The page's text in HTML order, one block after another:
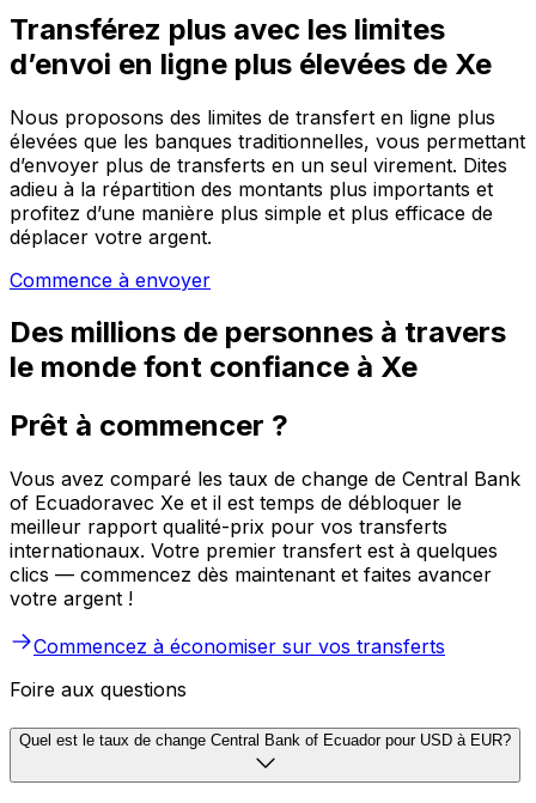
Transférez plus avec les limites
d’envoi en ligne plus élevées de Xe
Nous proposons des limites de transfert en ligne plus
élevées que les banques traditionnelles, vous permettant
d’envoyer plus de transferts en un seul virement. Dites
adieu à la répartition des montants plus importants et
profitez d’une manière plus simple et plus efficace de
déplacer votre argent.
Commence à envoyer
Des millions de personnes à travers
le monde font confiance à Xe
Prêt à commencer ?
Vous avez comparé les taux de change de Central Bank
of Ecuadoravec Xe et il est temps de débloquer le
meilleur rapport qualité-prix pour vos transferts
internationaux. Votre premier transfert est à quelques
clics — commencez dès maintenant et faites avancer
votre argent !
Commencez à économiser sur vos transferts
Foire aux questions
Quel est le taux de change Central Bank of Ecuador pour USD à EUR?